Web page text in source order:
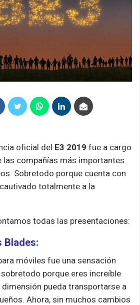
oficial del E3 2019 fue a cargo
las compañías más importantes
Sobretodo porque cuenta con
totalmente a la
todas las presentaciones:
Blades:
móviles fue una sensación
porque eres increíble
pueda transportarse a
Ahora, sin muchos cambios